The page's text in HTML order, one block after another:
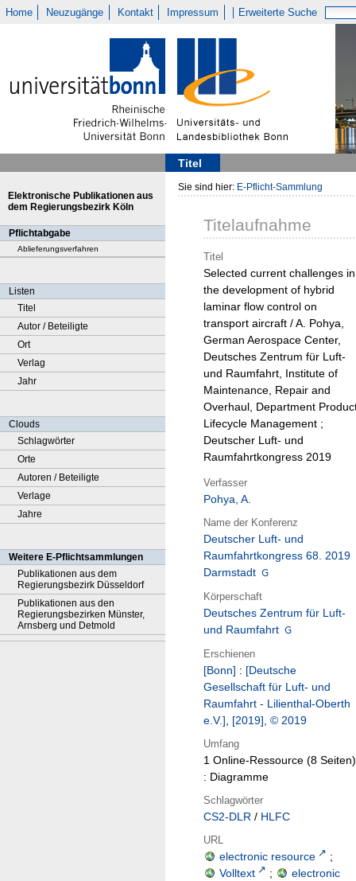
Home Neuzugänge Kontakt Impressum Erweiterte Suche
Titel
Elektronische Publikationen aus
dem Regierungsbezirk Köln
Pflichtabgabe
Ablieferungsverfahren
Listen
Titel
Autor / Beteiligte
Ort
Verlag
Jahr
Clouds
Schlagwörter
Orte
Autoren / Beteiligte
Verlage
Jahre
Weitere E-Pflichtsammlungen
Publikationen aus dem
Regierungsbezirk Düsseldorf
Publikationen aus den
Regierungsbezirken Münster,
Arnsberg und Detmold
Sie sind hier: E-Pflicht-Sammlung
Titelaufnahme
Titel
Selected current challenges in
the development of hybrid
laminar flow control on
transport aircraft / A. Pohya,
German Aerospace Center,
Deutsches Zentrum für Luft-
und Raumfahrt, Institute of
Maintenance, Repair and
Overhaul, Department
Lifecycle Management ;
Deutscher Luft- und
Raumfahrtkongress 2019
Verfasser
Pohya, A.
Name der Konferenz
Deutscher Luft- und
Raumfahrtkongress 68. 2019
Darmstadt
Körperschaft
Deutsches Zentrum für Luft-
und Raumfahrt
Erschienen
[Bonn] : [Deutsche
Gesellschaft für Luft- und
Raumfahrt - Lilienthal-Oberth
e.V.], [2019], © 2019
Umfang
1 Online-Ressource (8 Seiten)
: Diagramme
Schlagwörter
CS2-DLR / HLFC
URL
electronic resource
;
Volltext
;
electronic